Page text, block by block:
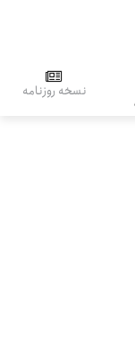
نسخه روزنامه